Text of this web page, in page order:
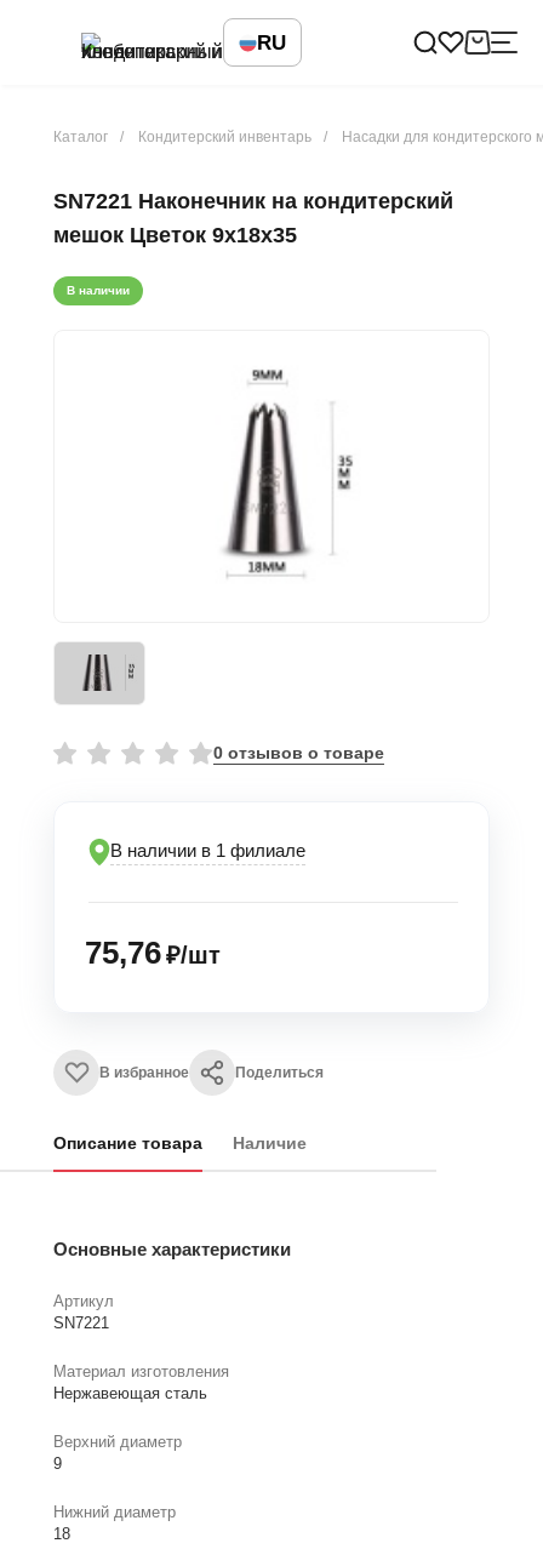
RU
Каталог Кондитерский инвентарь Насадки для кондитерского
SN7221 Наконечник на кондитерский
мешок Цветок 9х18х35
В наличии
0 отзывов о товаре
В наличии в 1 филиале
75,76₽/шт
В избранное Поделиться
Описание товара Наличие
Основные характеристики
Артикул
SN7221
Материал изготовления
Нержавеющая сталь
Верхний диаметр
9
Нижний диаметр
18